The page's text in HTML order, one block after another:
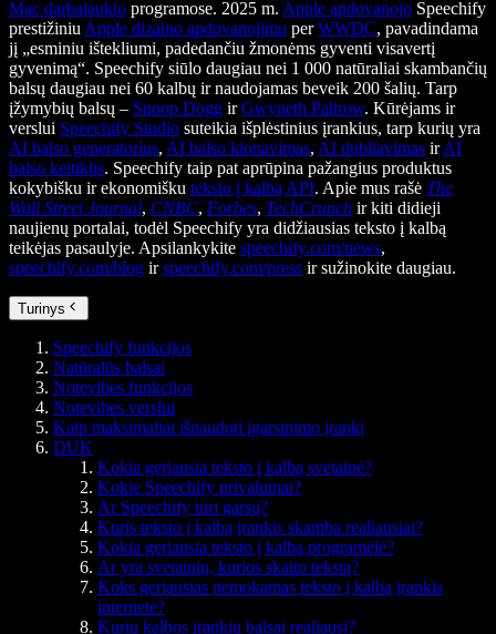
Mac darbalaukio programose. 2025 m. Apple apdovanojo Speechify
prestižiniu Apple dizaino apdovanojimu perWWDC, pavadindama
jį „esminiu ištekliumi, padedančiu žmonėms gyventi visavertį
gyvenimą“. Speechify siūlo daugiau nei 1 000 natūraliai skambančių
balsų daugiau nei 60 kalbų ir naudojamas beveik 200 šalių. Tarp
įžymybių balsų – Snoop Dogg irGwyneth Paltrow. Kūrėjams ir
verslui Speechify Studio suteikia išplėstinius įrankius, tarp kurių yra
AI balso generatorius, AI balso klonavimas, AI dubliavimas irAI
balso keitiklis. Speechify taip pat aprūpina pažangius produktus
kokybišku ir ekonomišku teksto į kalbą API. Apie mus rašė The
Wall Street Journal, CNBC, Forbes, TechCrunch ir kiti didieji
naujienų portalai, todėl Speechify yra didžiausias teksto į kalbą
teikėjas pasaulyje. Apsilankykite speechify.com/news,
speechify.com/blog irspeechify.com/press ir sužinokite daugiau.
Turinys
Speechify funkcijos
Natūralūs balsai
Notevibes funkcijos
Notevibes verslui
Kaip maksimaliai išnaudoti įgarsinimo įrankį
DUK
Kokia geriausia teksto į kalbą svetainė?
Kokie Speechify privalumai?
Ar Speechify turi garsų?
Kuris teksto į kalbą įrankis skamba realiausiai?
Kokia geriausia teksto į kalbą programėlė?
Ar yra svetainių, kurios skaito tekstą?
Koks geriausias nemokamas teksto į kalbą įrankis
internete?
Kurių kalbos įrankių balsai realiausi?